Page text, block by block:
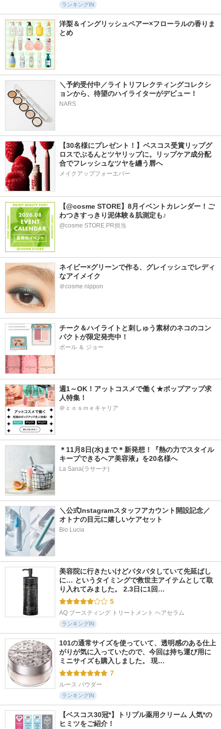
ランキングIN
洋梨＆イングリッシュペアー×フローラルの香りま
とめ
＼予約受付中／ライトリフレクティングコレクシ
ョンから、待望のハイライターがデビュー！
NARS
【30名様にプレゼント！】ベスコス受賞リップグ
ロスでぷるんとツヤリップに。リップケア成分配
合でフレッシュなツヤを纏う唇へ
メイクアップフォーエバー
【@cosme STORE】8月イベントカレンダー！ご
わつきすっきり泥体験＆肌測定も♪
@cosme STORE PR担当
ネイビー×グリーンで作る、グレイッシュでレディ
なアイメイク
＠cosme nippon
チーク＆ハイライトと刺しゅう素材のネコのコン
パクトが限定発売中！
ポール ＆ ジョー
週1～OK！アットコスメで働く★ポップアップ求
人特集！
＠ｃｏｓｍｅキャリア
＊11月8日(水)まで＊新発想！『熱の力でスタイル
キープできるヘア美容液』を20名様へ
La Sana(ラサーナ)
＼公式Instagramスタッフアカウント開設記念／
オトナの目元に嬉しいケアセット
Bio Lucia
美容院に行きたいけどバタバタしていて先延ばし
に… というタイミングで救世主アイテムとして取
り入れてみました。 2.3日に1回…
5
AQ ブースティング トリートメント ヘアセラム
ランキングIN
101の通常サイズを使っていて、透明感のある仕上
がりが気に入っていたので、今回は持ち運び用に
ミニサイズも購入しました。 現…
7
ルース パウダー
ランキングIN
【ベスコス30冠*】トリプル薬用クリーム 人気*の
ヒミツをご紹介！